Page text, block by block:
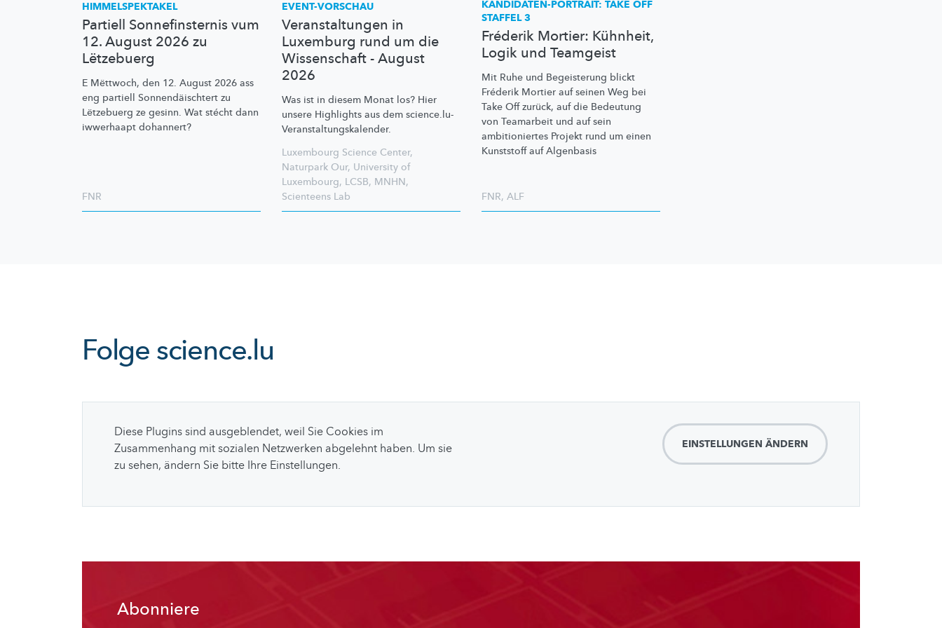
HIMMELSPEKTAKEL
Partiell Sonnefinsternis vum
12. August 2026 zu
Lëtzebuerg
E Mëttwoch, den 12. August 2026 ass
eng partiell Sonnendäischtert zu
Lëtzebuerg ze gesinn. Wat stécht dann
iwwerhaapt dohannert?
FNR
EVENT-VORSCHAU
Veranstaltungen in
Luxemburg rund um die
Wissenschaft - August
2026
Was ist in diesem Monat los? Hier
unsere Highlights aus dem science.lu-
Veranstaltungskalender.
Luxembourg Science Center,
Naturpark Our, University of
Luxembourg, LCSB, MNHN,
Scienteens Lab
KANDIDATEN-PORTRAIT: TAKE OFF
STAFFEL 3
Fréderik Mortier: Kühnheit,
Logik und Teamgeist
Mit Ruhe und Begeisterung blickt
Fréderik Mortier auf seinen Weg bei
Take Off zurück, auf die Bedeutung
von Teamarbeit und auf sein
ambitioniertes Projekt rund um einen
Kunststoff auf Algenbasis
FNR, ALF
Folge science.lu
Diese Plugins sind ausgeblendet, weil Sie Cookies im
Zusammenhang mit sozialen Netzwerken abgelehnt haben. Um sie
zu sehen, ändern Sie bitte Ihre Einstellungen.
EINSTELLUNGEN ÄNDERN
Abonniere